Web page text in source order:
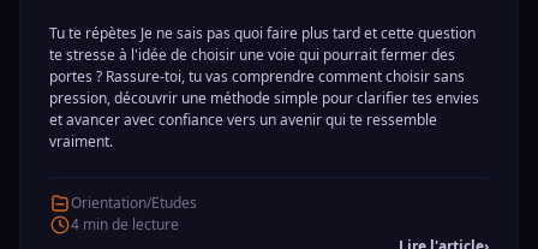
Tu te répètes Je ne sais pas quoi faire plus tard et cette question
te stresse à l'idée de choisir une voie qui pourrait fermer des
portes ? Rassure-toi, tu vas comprendre comment choisir sans
pression, découvrir une méthode simple pour clarifier tes envies
et avancer avec confiance vers un avenir qui te ressemble
vraiment.
Orientation/Etudes
4 min de lecture